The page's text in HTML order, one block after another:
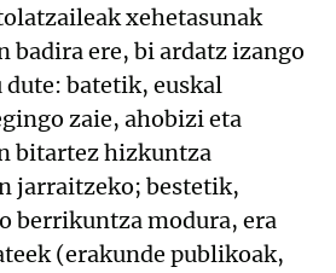
xehetasunak
badira ere, bi ardatz izango
batetik, euskal
zaie, ahobizi eta
bitartez hizkuntza
jarraitzeko; bestetik,
berrikuntza modura, era
(erakunde publikoak,